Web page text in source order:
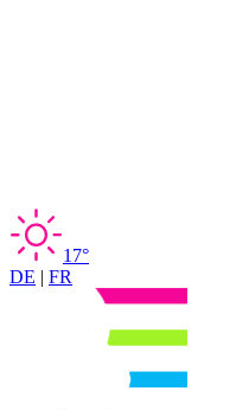
17°
DE | FR